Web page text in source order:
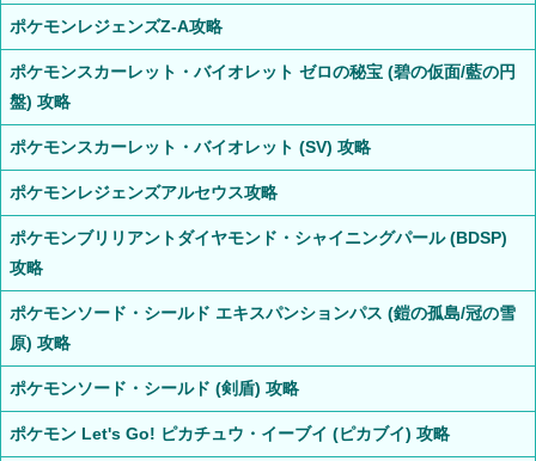
ポケモンレジェンズZ-A攻略
ポケモンスカーレット・バイオレット ゼロの秘宝 (碧の仮面/藍の円
盤) 攻略
ポケモンスカーレット・バイオレット (SV) 攻略
ポケモンレジェンズアルセウス攻略
ポケモンブリリアントダイヤモンド・シャイニングパール (BDSP)
攻略
ポケモンソード・シールド エキスパンションパス (鎧の孤島/冠の雪
原) 攻略
ポケモンソード・シールド (剣盾) 攻略
ポケモン Let's Go! ピカチュウ・イーブイ (ピカブイ) 攻略